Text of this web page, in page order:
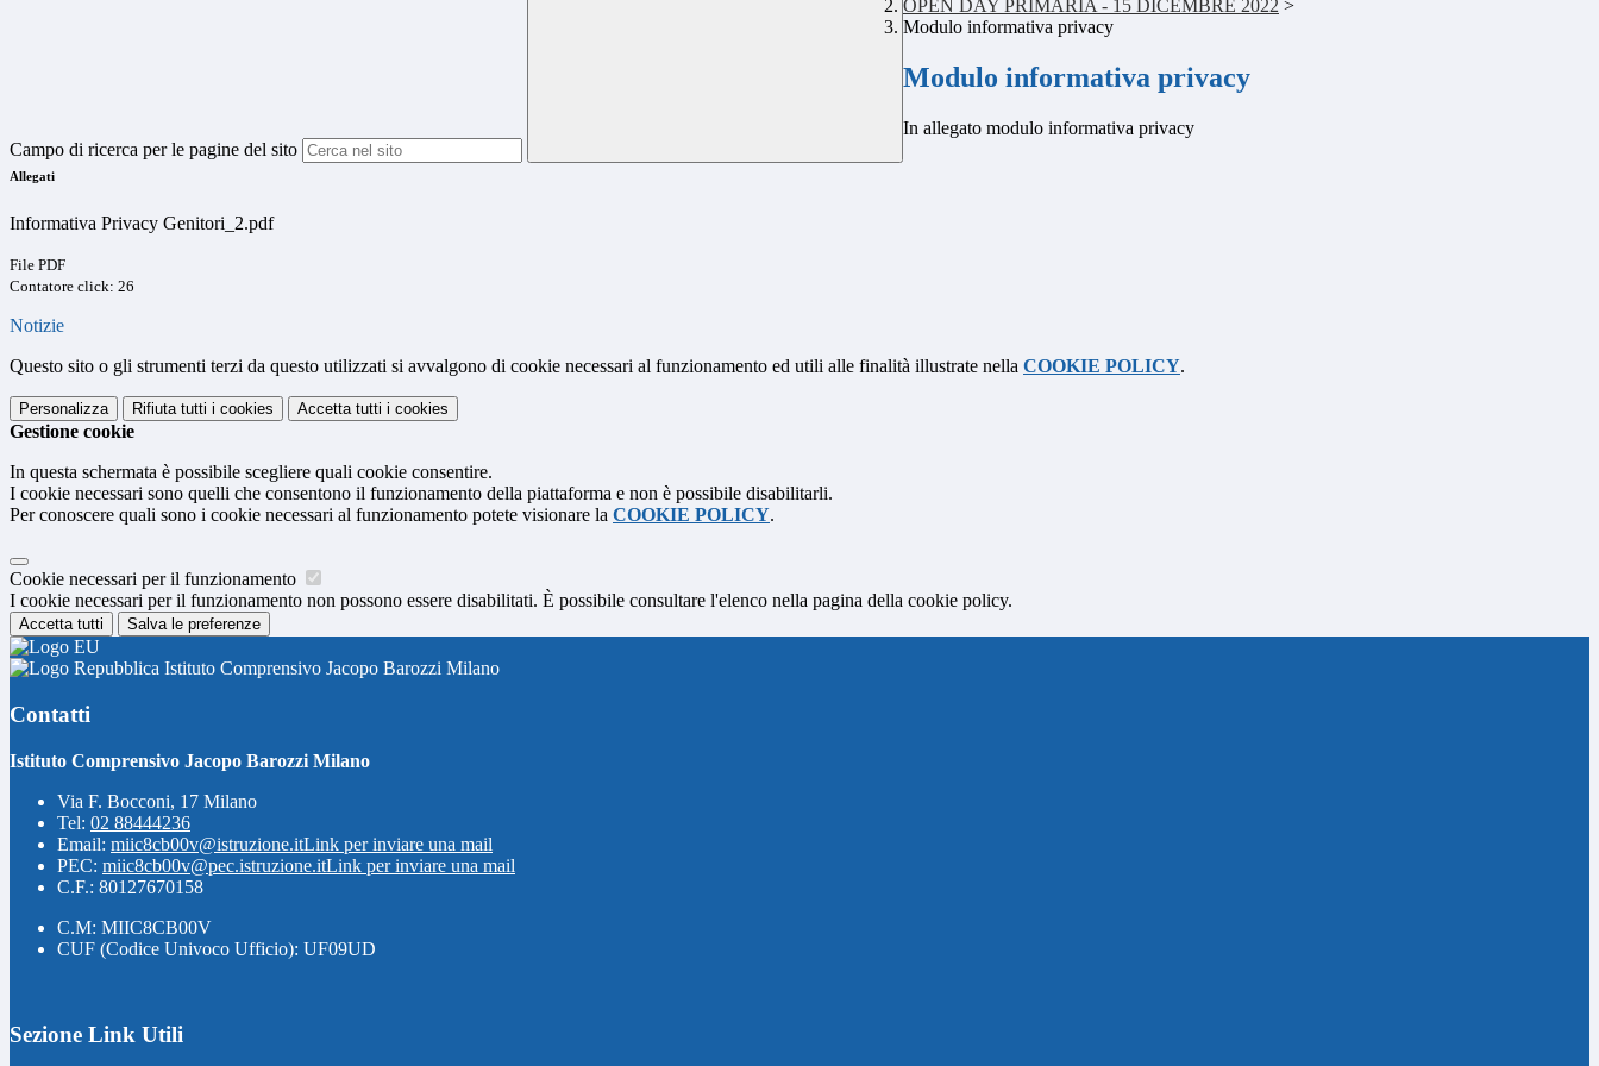
Campo di ricerca per le pagine del sito
OPEN DAY PRIMARIA - 15 DICEMBRE 2022 >
Modulo informativa privacy
Modulo informativa privacy
In allegato modulo informativa privacy
Allegati
Informativa Privacy Genitori_2.pdf
File PDF
Contatore click: 26
Notizie
Questo sito o gli strumenti terzi da questo utilizzati si avvalgono di cookie necessari al funzionamento ed utili alle finalità illustrate nella COOKIE POLICY.
Personalizza Rifiuta tutti i cookies Accetta tutti i cookies
Gestione cookie
In questa schermata è possibile scegliere quali cookie consentire.
I cookie necessari sono quelli che consentono il funzionamento della piattaforma e non è possibile disabilitarli.
Per conoscere quali sono i cookie necessari al funzionamento potete visionare la COOKIE POLICY.
Cookie necessari per il funzionamento
I cookie necessari per il funzionamento non possono essere disabilitati. È possibile consultare l'elenco nella pagina della cookie policy.
Accetta tutti Salva le preferenze
Istituto Comprensivo Jacopo Barozzi Milano
Contatti
Istituto Comprensivo Jacopo Barozzi Milano
Via F. Bocconi, 17 Milano
Tel: 02 88444236
Email: miic8cb00v@istruzione.itLink per inviare una mail
PEC: miic8cb00v@pec.istruzione.itLink per inviare una mail
C.F.: 80127670158
C.M: MIIC8CB00V
CUF (Codice Univoco Ufficio): UF09UD
Sezione Link Utili